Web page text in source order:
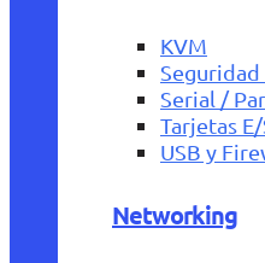
KVM
Serial /
Tarjetas E/
USB y
Networking